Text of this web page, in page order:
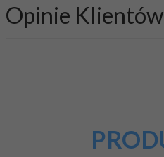
Opinie Klientów